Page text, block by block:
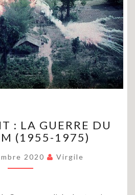
:
LA
DU
VIÊT
: LA GUERRE DU
(1955-1975)
2020 Virgile